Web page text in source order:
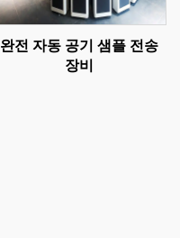
완전 자동 공기 샘플 전송
장비